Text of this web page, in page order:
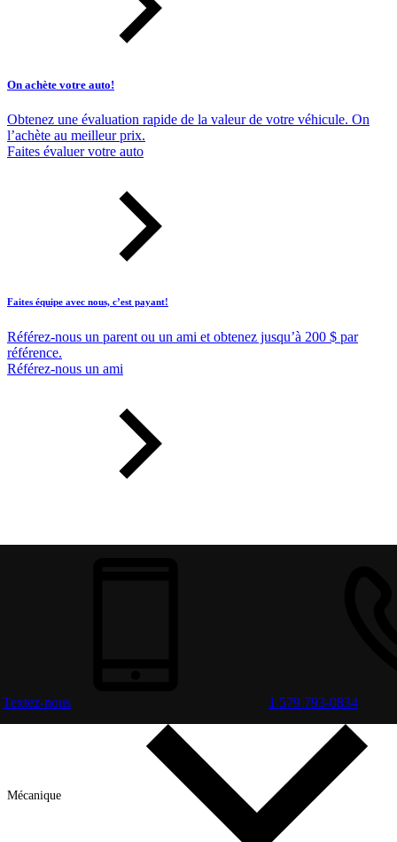
On achète votre auto!
Obtenez une évaluation rapide de la valeur de votre véhicule. On
l’achète au meilleur prix.
Faites évaluer votre auto
Faites équipe avec nous, c’est payant!
Référez-nous un parent ou un ami et obtenez jusqu’à 200 $ par
référence.
Référez-nous un ami
Textez-nous 1 579 793-0834
Mécanique